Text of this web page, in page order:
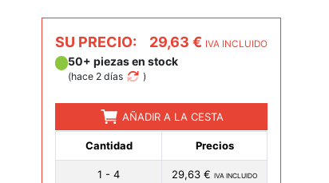
SU PRECIO: 29,63 € IVA INCLUIDO
50+ piezas en stock
(hace 2 días )
AÑADIR A LA CESTA
Cantidad Precios
1 - 4 29,63 € IVA INCLUIDO